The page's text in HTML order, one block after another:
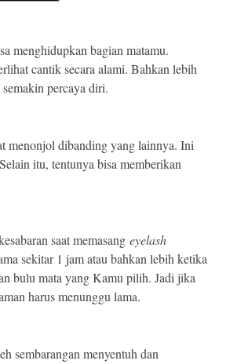
menghidupkan bagian matamu.
cantik secara alami. Bahkan lebih
percaya diri.
menonjol dibanding yang lainnya. Ini
itu, tentunya bisa memberikan
saat memasang eyelash
sekitar 1 jam atau bahkan lebih ketika
bulu mata yang Kamu pilih. Jadi jika
harus menunggu lama.
sembarangan menyentuh dan